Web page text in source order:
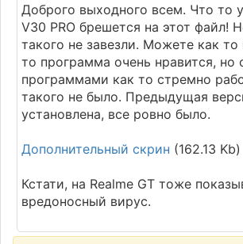
Доброго выходного всем. Что то
V30 PRO брешется на этот файл!
такого не завезли. Можете как то
то программа очень нравится, но
программами как то стремно
такого не было. Предыдущая
установлена, все ровно было.
Дополнительный скрин (162.13 Kb)
Кстати, на Realme GT тоже
вредоносный вирус.